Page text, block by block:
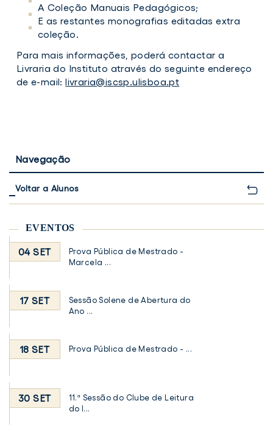
A Coleção Manuais Pedagógicos;
E as restantes monografias editadas extra
coleção.
Para mais informações, poderá contactar a
Livraria do Instituto através do seguinte endereço
de e-mail:livraria@iscsp.ulisboa.pt
Navegação
Voltar a Alunos
EVENTOS
04 SET
Prova Pública de Mestrado -
Marcela ...
17 SET
Sessão Solene de Abertura do
Ano ...
18 SET Prova Pública de Mestrado - ...
30 SET
11.ª Sessão do Clube de Leitura
do I...